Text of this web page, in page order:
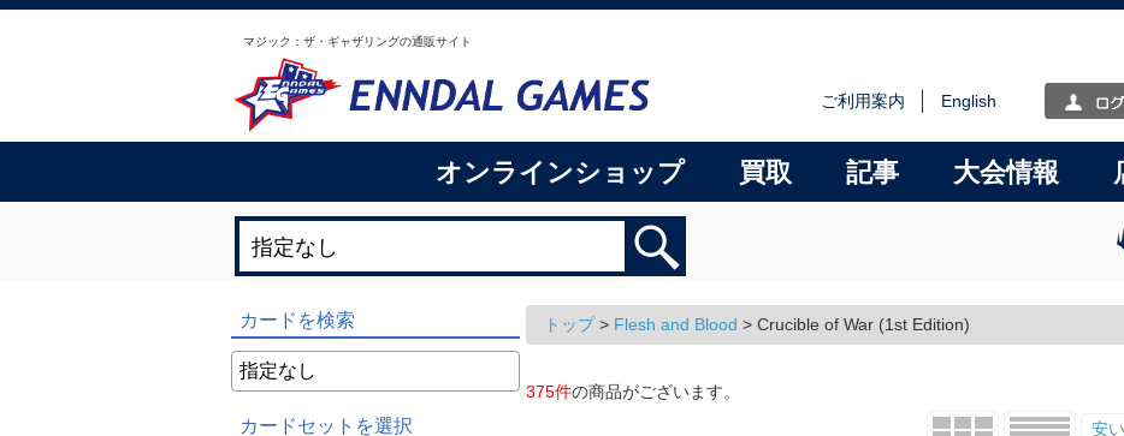
マジック：ザ・ギャザリングの通販サイト
ご利用案内 English
オンラインショップ 買取 記事 大会情報
カードを検索
カードセットを選択
トップ> Flesh and Blood > Crucible of War (1st Edition)
375件の商品がございます。
安